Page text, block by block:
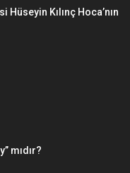
Hüseyin Kılınç Hoca’nın
mıdır?